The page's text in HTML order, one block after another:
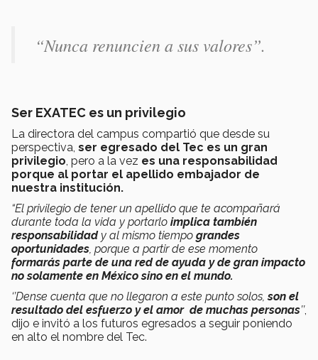
“Nunca renuncien a sus valores”.
Ser EXATEC es un privilegio
La directora del campus compartió que desde su
perspectiva, ser egresado del Tec es un gran
privilegio, pero a la vez es una responsabilidad
porque al portar el apellido embajador de
nuestra institución.
“El privilegio de tener un apellido que te acompañará
durante toda la vida y portarlo implica también
responsabilidady al mismo tiempo grandes
oportunidades, porque a partir de ese momento
formarás parte de una red de ayuda y de gran impacto
no solamente en México sino en el mundo.
‘’Dense cuenta que no llegaron a este punto solos,son el
resultado del esfuerzo y el amor de muchas personas’’,
dijo e invitó a los futuros egresados a seguir poniendo
en alto el nombre del Tec.